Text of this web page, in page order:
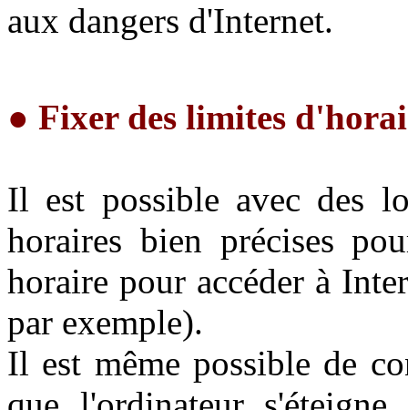
aux dangers d'Internet.
● Fixer des limites
Il est possible avec des
horaires bien précises
horaire pour accéder à
par exemple).
Il est même possible de